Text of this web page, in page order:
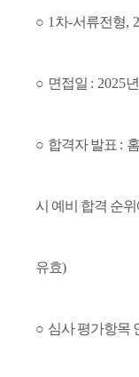
○ 1 차-서류전형, 2
○ 면접일 : 2025년
○ 합격자 발표 :
시 예비 합격 순
유효)
○ 심사 평가항목